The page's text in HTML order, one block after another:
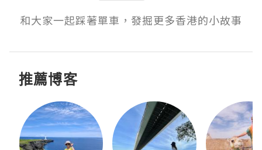
和大家一起踩著單車，發掘更多香港的小故事
推薦博客